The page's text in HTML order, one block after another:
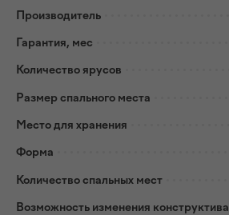
Производитель
Гарантия, мес
Количество ярусов
Размер спального места
Место для хранения
Форма
Количество спальных мест
Возможность изменения конструктива